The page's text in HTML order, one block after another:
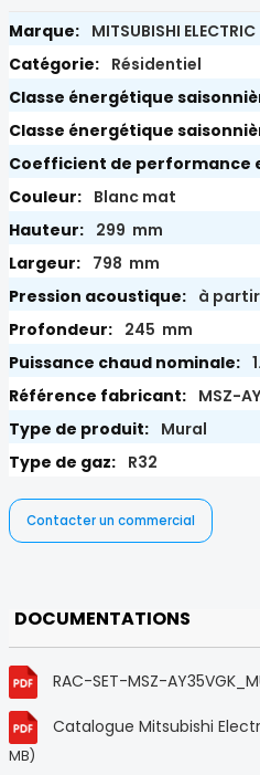
MITSUBISHI ELECTRIC
Résidentiel
Blanc mat
299 mm
798 mm
à partir
245 mm
MSZ-
Mural
R32
Contacter un commercial
DOCUMENTATIONS
RAC-SET-MSZ-
Catalogue Mitsubishi
MB)